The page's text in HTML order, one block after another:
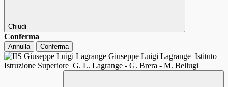
Chiudi
Conferma
Annulla Conferma
Giuseppe Luigi Lagrange Istituto
Istruzione Superiore G. L. Lagrange - G. Brera - M. Bellugi